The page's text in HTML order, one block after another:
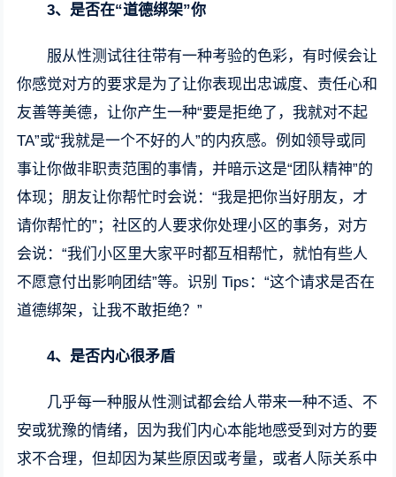
3、 是否在“道德绑架”你
服从性测试往往带有一种考验的色彩，有时候会让
你感觉对方的要求是为了让你表现出忠诚度、责任心和
友善等美德，让你产生一种“要是拒绝了，我就对不起
TA”或“我就是一个不好的人”的内疚感。例如领导或同
事让你做非职责范围的事情，并暗示这是“团队精神”的
体现；朋友让你帮忙时会说：“我是把你当好朋友，才
请你帮忙的”；社区的人要求你处理小区的事务，对方
会说：“我们小区里大家平时都互相帮忙，就怕有些人
不愿意付出影响团结”等。识别 Tips：“这个请求是否在
道德绑架，让我不敢拒绝？”
4、 是否内心很矛盾
几乎每一种服从性测试都会给人带来一种不适、不
安或犹豫的情绪，因为我们内心本能地感受到对方的要
求不合理，但却因为某些原因或考量，或者人际关系中